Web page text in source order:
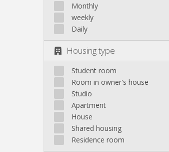
Monthly
weekly
Daily
Housing type
Student room
Room in owner's house
Studio
Apartment
House
Shared housing
Residence room